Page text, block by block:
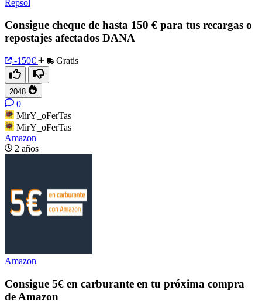
Repsol
Consigue cheque de hasta 150 € para tus recargas o
repostajes afectados DANA
-150€ Gratis
2048
0
MirY_oFerTas
MirY_oFerTas
Amazon
2 años
Amazon
Consigue 5€ en carburante en tu próxima compra
de Amazon